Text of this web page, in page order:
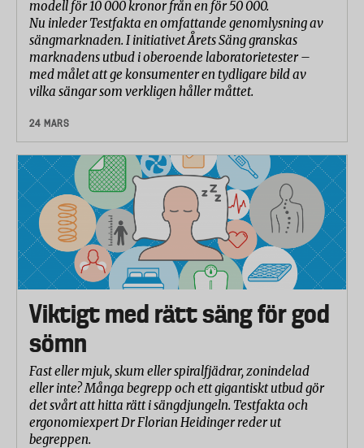
modell för 10 000 kronor från en för 50 000.
Nu inleder Testfakta en omfattande genomlysning av
sängmarknaden. I initiativet Årets Säng granskas
marknadens utbud i oberoende laboratorietester –
med målet att ge konsumenter en tydligare bild av
vilka sängar som verkligen håller måttet.
24 MARS
Viktigt med rätt säng för god
sömn
Fast eller mjuk, skum eller spiralfjädrar, zonindelad
eller inte? Många begrepp och ett gigantiskt utbud gör
det svårt att hitta rätt i sängdjungeln. Testfakta och
ergonomiexpert Dr Florian Heidinger reder ut
begreppen.